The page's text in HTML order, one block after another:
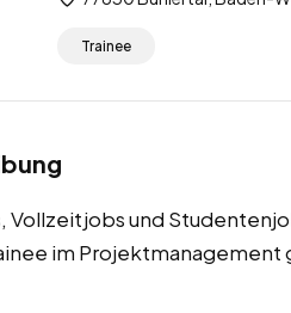
Trainee
Vollzeitjobs und
im Projektmanagement